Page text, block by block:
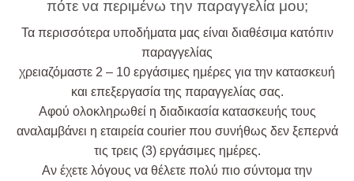
πότε να περιμένω την παραγγελία μου;
Τα περισσότερα υποδήματα μας είναι διαθέσιμα κατόπιν
παραγγελίας
χρειαζόμαστε 2 – 10 εργάσιμες ημέρες για την κατασκευή
και επεξεργασία της παραγγελίας σας.
Αφού ολοκληρωθεί η διαδικασία κατασκευής τους
αναλαμβάνει η εταιρεία courier που συνήθως δεν ξεπερνά
τις τρεις (3) εργάσιμες ημέρες.
Αν έχετε λόγους να θέλετε πολύ πιο σύντομα την